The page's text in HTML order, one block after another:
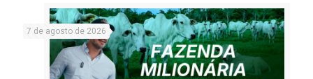
7 de agosto de 2026